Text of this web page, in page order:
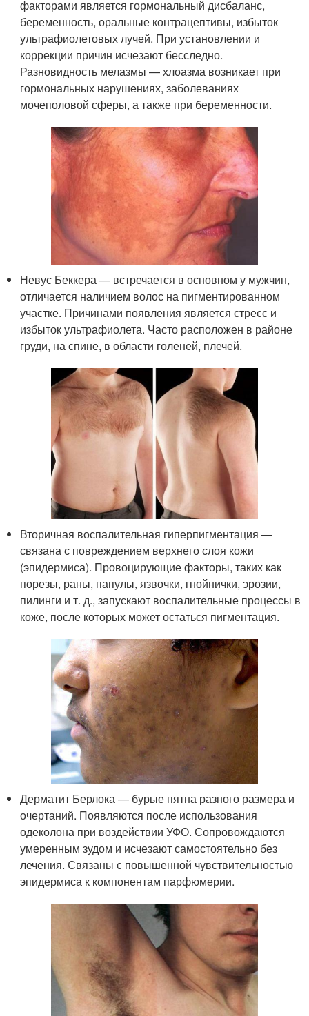
факторами является гормональный дисбаланс,
беременность, оральные контрацептивы, избыток
ультрафиолетовых лучей. При установлении и
коррекции причин исчезают бесследно.
Разновидность мелазмы — хлоазма возникает при
гормональных нарушениях, заболеваниях
мочеполовой сферы, а также при беременности.
Невус Беккера — встречается в основном у мужчин,
отличается наличием волос на пигментированном
участке. Причинами появления является стресс и
избыток ультрафиолета. Часто расположен в районе
груди, на спине, в области голеней, плечей.
Вторичная воспалительная гиперпигментация —
связана с повреждением верхнего слоя кожи
(эпидермиса). Провоцирующие факторы, таких как
порезы, раны, папулы, язвочки, гнойнички, эрозии,
пилинги и т. д., запускают воспалительные процессы в
коже, после которых может остаться пигментация.
Дерматит Берлока — бурые пятна разного размера и
очертаний. Появляются после использования
одеколона при воздействии УФО. Сопровождаются
умеренным зудом и исчезают самостоятельно без
лечения. Связаны с повышенной чувствительностью
эпидермиса к компонентам парфюмерии.